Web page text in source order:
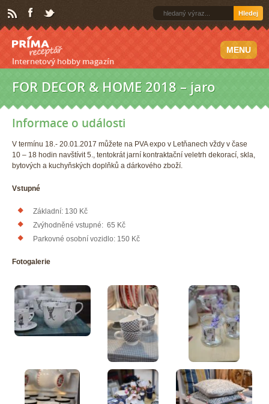
Hledej
Internetový hobby magazín
MENU
FOR DECOR & HOME 2018 – jaro
Informace o události
V termínu 18.- 20.01.2017 můžete na PVA expo v Letňanech vždy v čase
10 – 18 hodin navštívit 5., tentokrát jarní kontraktační veletrh dekorací, skla,
bytových a kuchyňských doplňků a dárkového zboží.
Vstupné
Základní: 130 Kč
Zvýhodněné vstupné: 65 Kč
Parkovné osobní vozidlo: 150 Kč
Fotogalerie